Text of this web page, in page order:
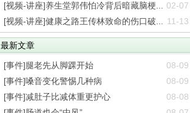
[视频-讲座]养生堂郭伟怕冷背后暗藏脑梗...
02-07
[视频-讲座]健康之路王传林致命的伤口破...
11-13
最新文章
[事件]腿老先从脚踝开始 08-09
[事件]嗓音变化警惕几种病
08-09
[事件]减肚子比减体重更护心
08-08